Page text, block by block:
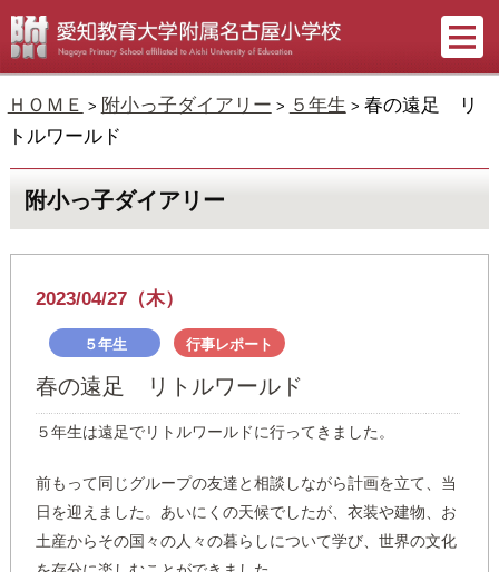
ＨＯＭＥ > 附小っ子ダイアリー > ５年生 > 春の遠足 リ
トルワールド
附小っ子ダイアリー
2023/04/27（木）
５年生 行事レポート
春の遠足 リトルワールド
５年生は遠足でリトルワールドに行ってきました。
前もって同じグループの友達と相談しながら計画を立て、当
日を迎えました。あいにくの天候でしたが、衣装や建物、お
土産からその国々の人々の暮らしについて学び、世界の文化